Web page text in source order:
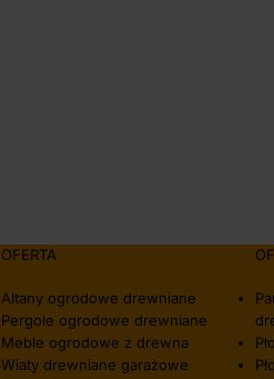
OFERTA
Altany ogrodowe drewniane
Pergole ogrodowe drewniane
Meble ogrodowe z drewna
Wiaty drewniane garażowe